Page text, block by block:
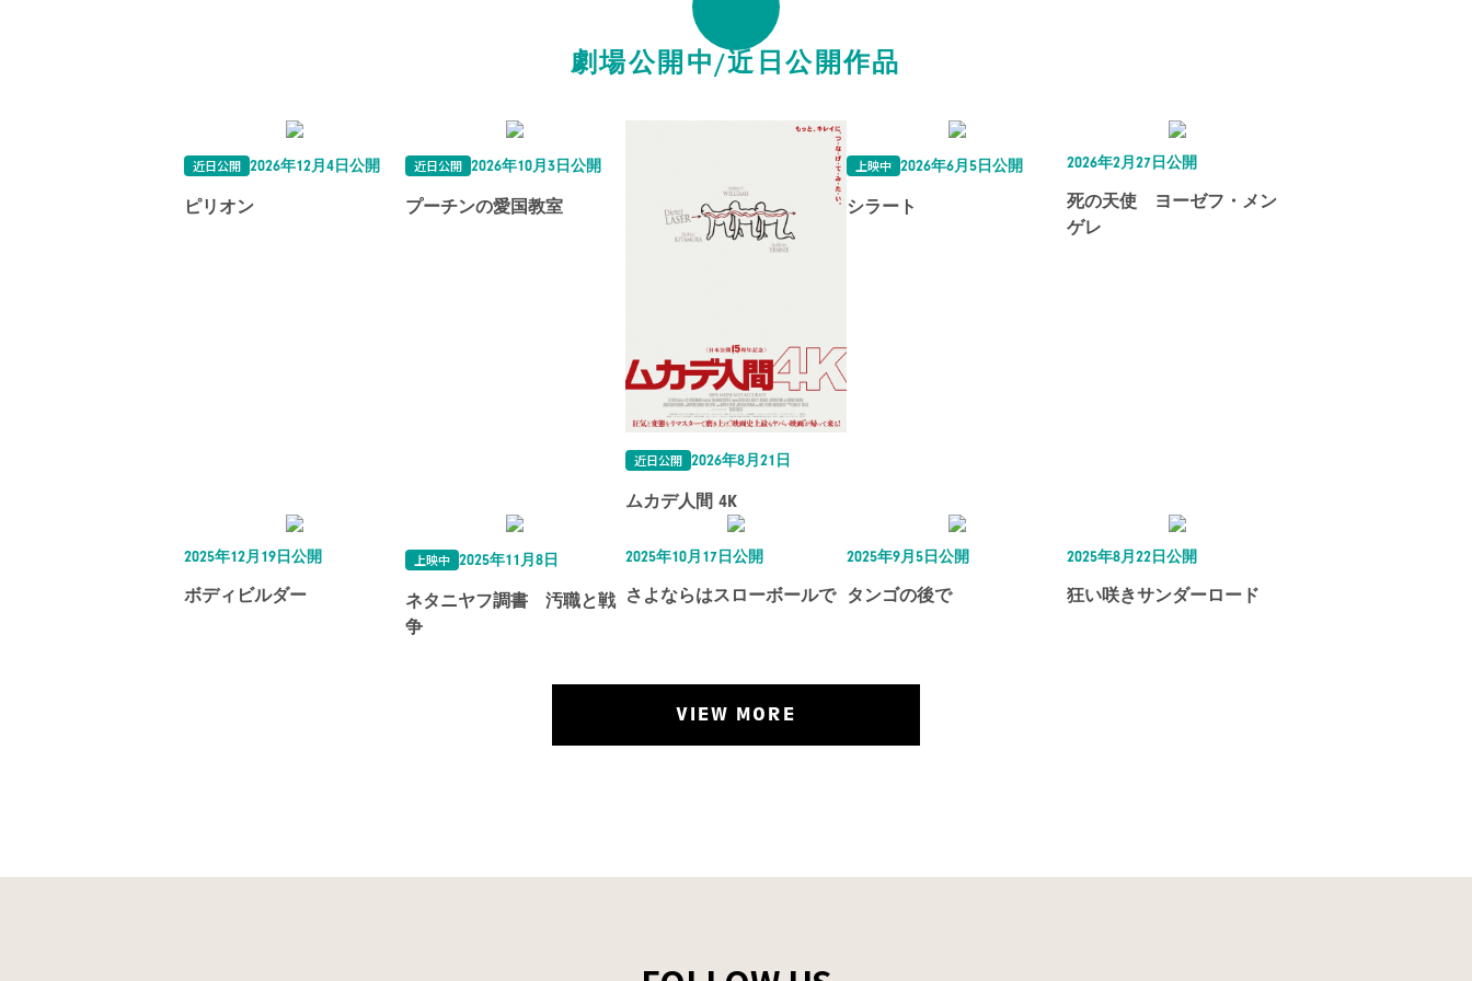
劇場公開中/近日公開作品
近日公開 2026年12月4日公開
ピリオン
近日公開 2026年10月3日公開
プーチンの愛国教室
近日公開 2026年8月21日
ムカデ人間 4K
上映中 2026年6月5日公開
シラート
2026年2月27日公開
死の天使 ヨーゼフ・メン
ゲレ
2025年12月19日公開
ボディビルダー
上映中 2025年11月8日
ネタニヤフ調書 汚職と戦
争
2025年10月17日公開
さよならはスローボールで
2025年9月5日公開
タンゴの後で
2025年8月22日公開
狂い咲きサンダーロード
VIEW MORE